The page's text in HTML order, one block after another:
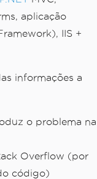
aplicação
IIS +
informações a
o problema na
Overflow (por
código)